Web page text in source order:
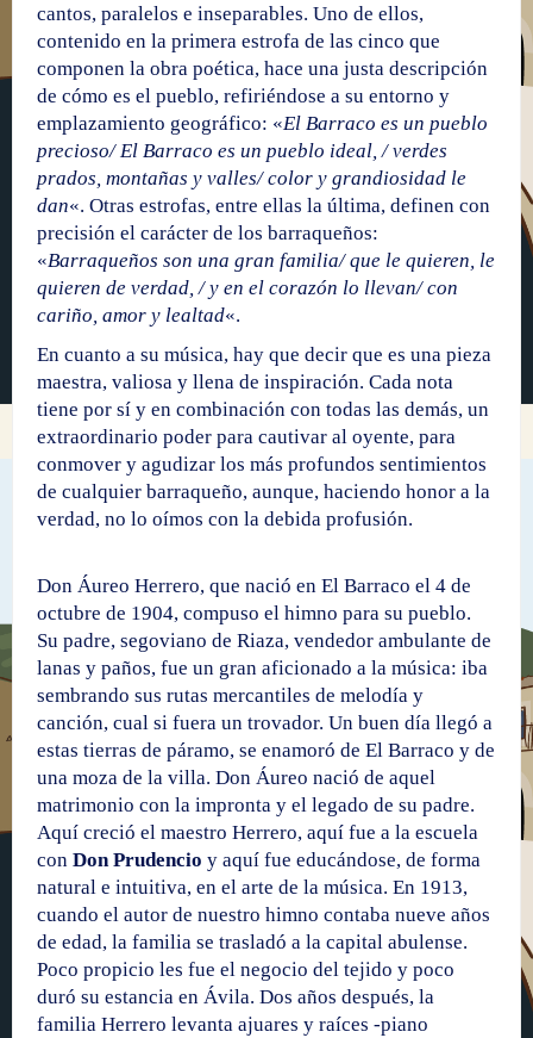
cantos, paralelos e inseparables. Uno de ellos,
contenido en la primera estrofa de las cinco que
componen la obra poética, hace una justa descripción
de cómo es el pueblo, refiriéndose a su entorno y
emplazamiento geográfico: «El Barraco es un pueblo
precioso/ El Barraco es un pueblo ideal, / verdes
prados, montañas y valles/ color y grandiosidad le
dan«. Otras estrofas, entre ellas la última, definen con
precisión el carácter de los barraqueños:
«Barraqueños son una gran familia/ que le quieren, le
quieren de verdad, / y en el corazón lo llevan/ con
cariño, amor y lealtad«.
En cuanto a su música, hay que decir que es una pieza
maestra, valiosa y llena de inspiración. Cada nota
tiene por sí y en combinación con todas las demás, un
extraordinario poder para cautivar al oyente, para
conmover y agudizar los más profundos sentimientos
de cualquier barraqueño, aunque, haciendo honor a la
verdad, no lo oímos con la debida profusión.
Don Áureo Herrero, que nació en El Barraco el 4 de
octubre de 1904, compuso el himno para su pueblo.
Su padre, segoviano de Riaza, vendedor ambulante de
lanas y paños, fue un gran aficionado a la música: iba
sembrando sus rutas mercantiles de melodía y
canción, cual si fuera un trovador. Un buen día llegó a
estas tierras de páramo, se enamoró de El Barraco y de
una moza de la villa. Don Áureo nació de aquel
matrimonio con la impronta y el legado de su padre.
Aquí creció el maestro Herrero, aquí fue a la escuela
con Don Prudencio y aquí fue educándose, de forma
natural e intuitiva, en el arte de la música. En 1913,
cuando el autor de nuestro himno contaba nueve años
de edad, la familia se trasladó a la capital abulense.
Poco propicio les fue el negocio del tejido y poco
duró su estancia en Ávila. Dos años después, la
familia Herrero levanta ajuares y raíces -piano